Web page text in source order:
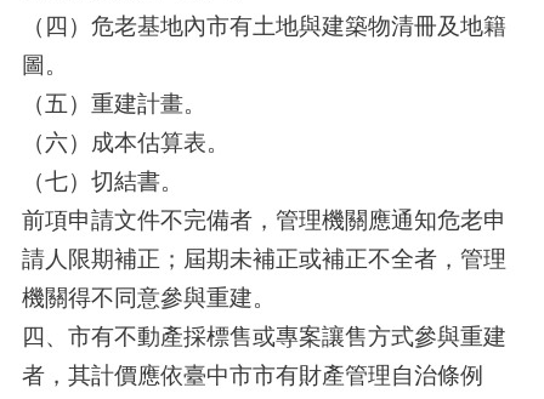
（四）危老基地內市有土地與建築物清冊及地籍
圖。
（五）重建計畫。
（六）成本估算表。
（七）切結書。
前項申請文件不完備者，管理機關應通知危老申
請人限期補正；屆期未補正或補正不全者，管理
機關得不同意參與重建。
四、市有不動產採標售或專案讓售方式參與重建
者，其計價應依臺中市市有財產管理自治條例